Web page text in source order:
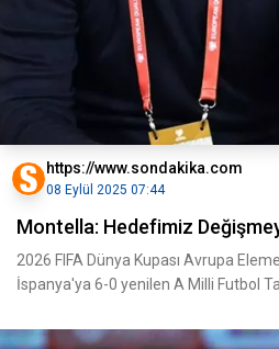
https://www.sondakika.com
08 Eylül 2025 07:44
Montella: Hedefimiz
2026 FIFA Dünya Kupası Avrupa
İspanya'ya 6-0 yenilen A Milli Futbol